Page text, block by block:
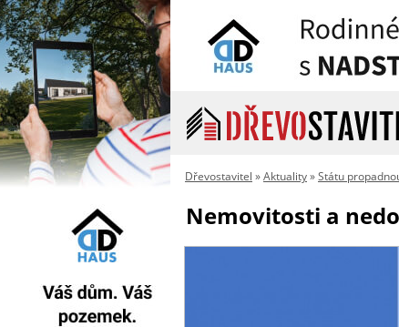
Dřevostavitel »Aktuality»Státu
Nemovitosti a